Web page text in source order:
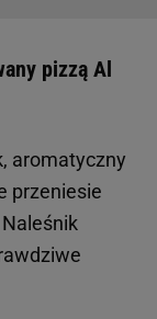
pizzą Al
aromatyczny
przeniesie